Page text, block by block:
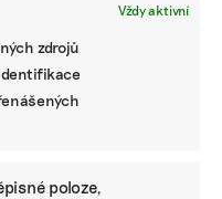
Vždy aktivní
zdrojů
poloze,